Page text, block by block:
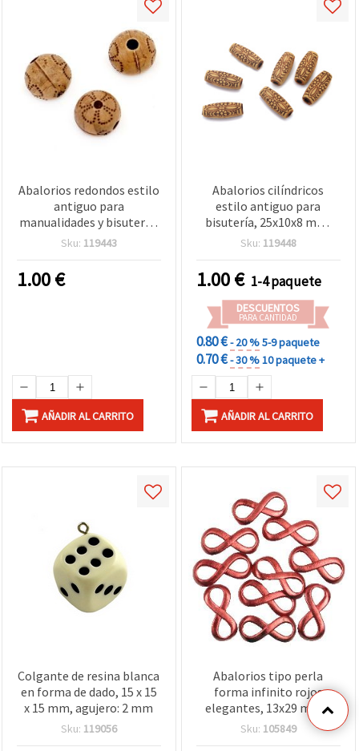
Abalorios redondos estilo
antiguo para
manualidades y bisutería,
10x10 mm, agujero 2 mm,
(aprox. 75 uds)
Sku: 119443
1.00€
AÑADIR AL CARRITO
Abalorios cilíndricos
estilo antiguo para
bisutería, 25x10x8 mm,
orificio 3,5 mm, marrón,
Sku: 119448
1.00€ 1-4 paquete
DESCUENTOS
PARA CANTIDAD
0.80 €- 20 %5-9 paquete
0.70 €- 30 %10 paquete +
AÑADIR AL CARRITO
Colgante de resina blanca
en forma de dado, 15 x 15
x 15 mm, agujero: 2 mm
Sku: 119056
Abalorios tipo perla
forma infinito rojos
elegantes, 13x29 mm –
Pack de 20 uds., ideales
Sku: 105849